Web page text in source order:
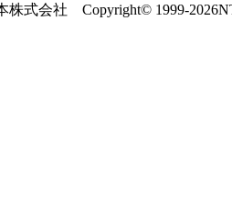
株式会社 Copyright© 1999-